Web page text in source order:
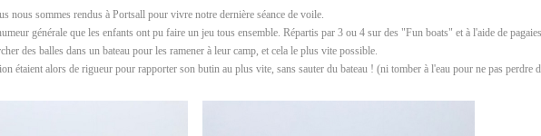
nous sommes rendus à Portsall pour vivre notre dernière séance de voile.
générale que les enfants ont pu faire un jeu tous ensemble. Répartis par 3 ou 4 sur des "Fun boats" et à l'aide de
des balles dans un bateau pour les ramener à leur camp, et cela le plus vite possible.
étaient alors de rigueur pour rapporter son butin au plus vite, sans sauter du bateau ! (ni tomber à l'eau pour ne pas perdre